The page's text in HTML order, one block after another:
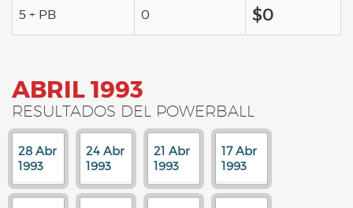
5 + PB 0 $0
ABRIL 1993
RESULTADOS DEL POWERBALL
28 Abr
1993
24 Abr
1993
21 Abr
1993
17 Abr
1993